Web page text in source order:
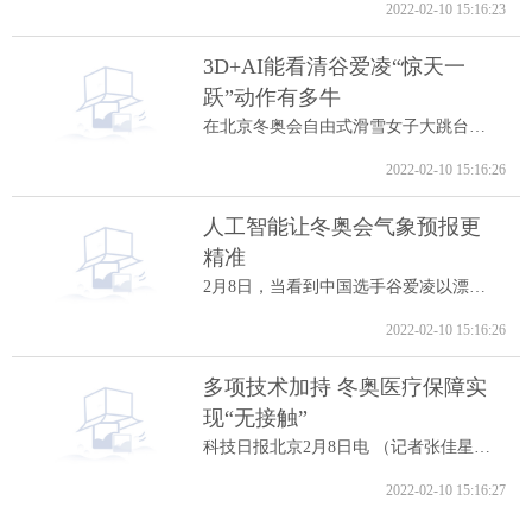
2022-02-10 15:16:23
3D+AI能看清谷爱凌“惊天一
跃”动作有多牛
在北京冬奥会自由式滑雪女子大跳台决赛中...
2022-02-10 15:16:26
人工智能让冬奥会气象预报更
精准
2月8日，当看到中国选手谷爱凌以漂亮的高...
2022-02-10 15:16:26
多项技术加持 冬奥医疗保障实
现“无接触”
科技日报北京2月8日电 （记者张佳星）记...
2022-02-10 15:16:27